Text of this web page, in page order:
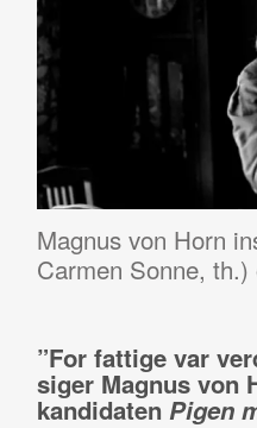
Magnus von Horn
Carmen Sonne,
”For fattige var
siger Magnus von
kandidaten Pigen